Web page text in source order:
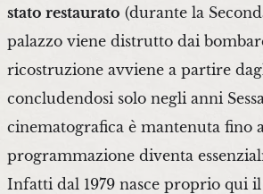
stato restaurato (durante la
palazzo viene distrutto dai
ricostruzione avviene a partire
concludendosi solo negli anni
cinematografica è mantenuta fino
programmazione diventa
Infatti dal 1979 nasce proprio qui il